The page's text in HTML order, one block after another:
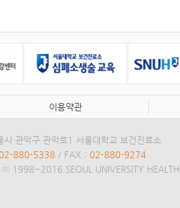
이용약관
관악구 관악로1 서울대학교 보건진료소
880-5338/ FAX : 02-880-9274
1998~2016 SEOUL UNIVERSITY HEALTH